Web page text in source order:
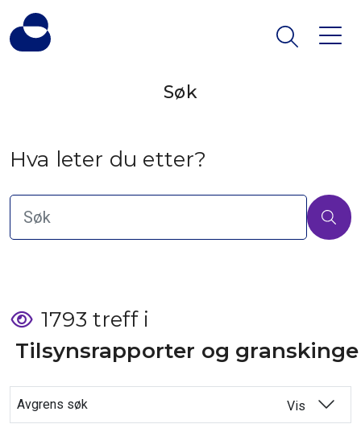
Søk
Hva leter du etter?
1793 treff i
Tilsynsrapporter og
Avgrens søk Vis